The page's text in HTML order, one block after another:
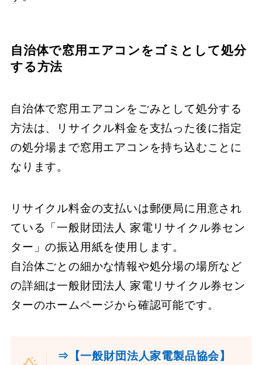
自治体で窓用エアコンをゴミとして処分
する方法
自治体で窓用エアコンをごみとして処分する
方法は、リサイクル料金を支払った後に指定
の処分場まで窓用エアコンを持ち込むことに
なります。
リサイクル料金の支払いは郵便局に用意され
ている「一般財団法人 家電リサイクル券セン
ター」の振込用紙を使用します。
自治体ごとの細かな情報や処分場の場所など
の詳細は一般財団法人 家電リサイクル券セン
ターのホームページから確認可能です。
⇒【一般財団法人家電製品協会】